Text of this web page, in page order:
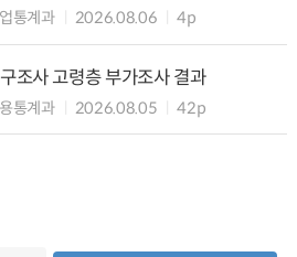
통계과 2026.08.06 4p
조사 고령층 부가조사 결과
통계과 2026.08.05 42p